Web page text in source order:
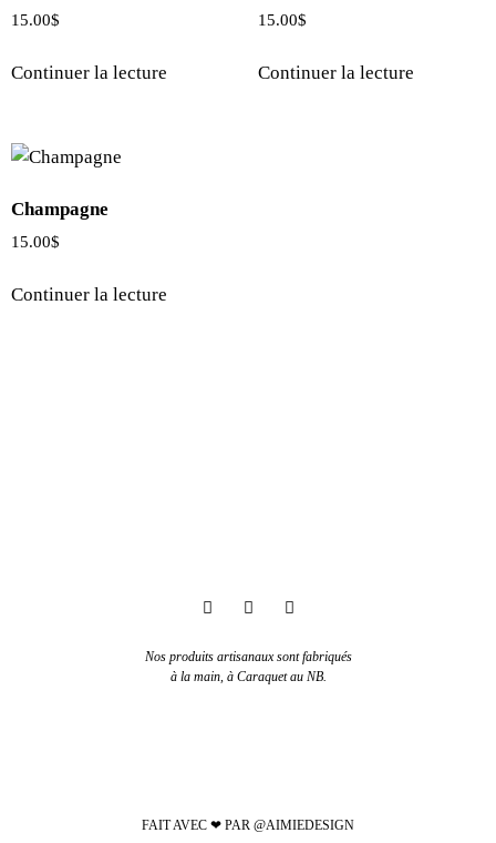
15.00$
Continuer la lecture
15.00$
Continuer la lecture
Champagne
15.00$
Continuer la lecture
Nos produits artisanaux sont fabriqués
à la main, à Caraquet au NB.
FAIT AVEC ❤ PAR @AIMIEDESIGN